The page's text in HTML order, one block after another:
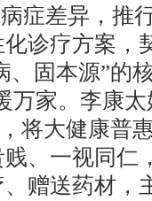
症差异，推
诊疗方案，
、固本源”的
万家。李康
将大健康普
、一视同仁
赠送药材，